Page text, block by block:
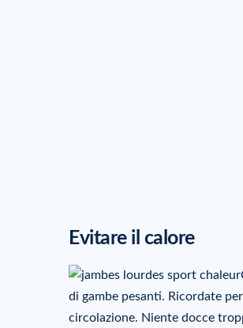
Evitare il calore
di gambe pesanti. Ricordate
circolazione. Niente docce